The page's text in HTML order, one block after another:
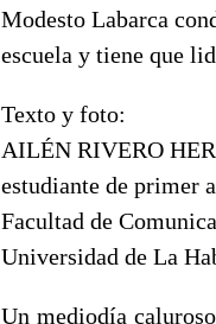
Modesto Labarca
escuela y tiene que
Texto y foto:
AILÉN RIVERO
estudiante de primer
Facultad de
Universidad de La
Un mediodía